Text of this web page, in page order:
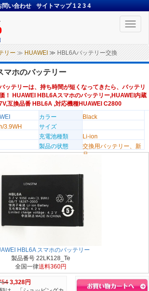
問い合わせ サイトマップ 1 2 3 4
Toggle
リー ≫ HUAWEI ≫ HBL6Aバッテリー交換
マホのバッテリー
ッテリーは、持ち時間が短くなってきたら、バッテリ
！ HUAWEI HBL6Aスマホのバッテリー,HUAWEI内蔵
互換品番 HBL6A ,対応機種HUAWEI C2800
カラー
Black
3.9WH
サイズ
充電池種類
Li-ion
製品の状態
交換用バッテリー、新
品
HBL6A スマホのバッテリー
製品番号 22LK128_Te
全国一律送料360円
3,328円